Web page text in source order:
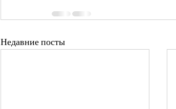
Недавние посты